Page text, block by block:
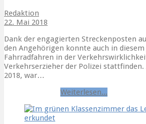
Redaktion
22. Mai 2018
Dank der engagierten Streckenposten
den Angehörigen konnte auch in diesem
Fahrradfahren in der
Verkehrserzieher der Polizei
2018, war…
Weiterlesen...